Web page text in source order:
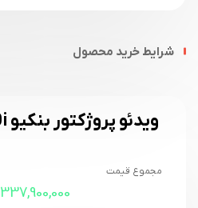
شرایط خرید محصول
ویدئو پروژکتور بنکیو BENQ W2710i
مجموع قیمت
337,900,000